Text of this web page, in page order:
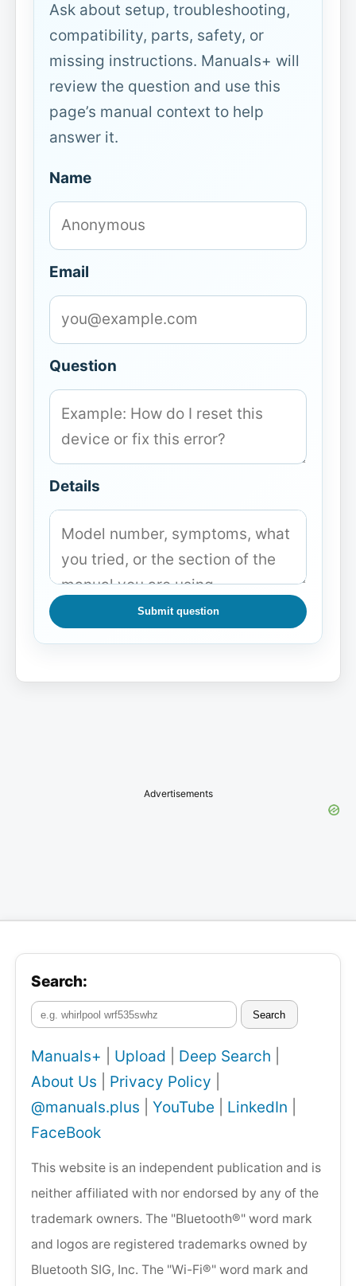
Ask about setup, troubleshooting,
compatibility, parts, safety, or
missing instructions. Manuals+ will
review the question and use this
page’s manual context to help
answer it.
Name
Email
Question
Details
Submit question
Advertisements
Search:
Search
Manuals+ Upload Deep Search
About Us
Privacy Policy
@manuals.plus
YouTube LinkedIn
FaceBook
This website is an independent publication and is
neither affiliated with nor endorsed by any of the
trademark owners. The "Bluetooth®" word mark
and logos are registered trademarks owned by
Bluetooth SIG, Inc. The "Wi-Fi®" word mark and